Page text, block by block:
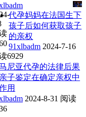
代孕妈妈在法国生下
孩子后如何获取孩子
的亲权
91xlbadm 2024-7-16
6929
尼亚代孕的法律后果
子鉴定在确定亲权中
用
2024-8-31 阅读